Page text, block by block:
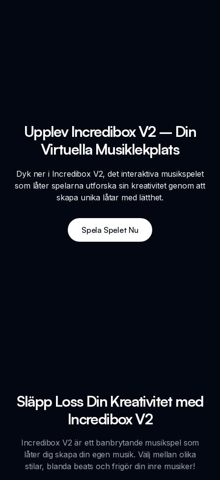
Upplev Incredibox V2 – Din
Virtuella Musiklekplats
Dyk ner i Incredibox V2, det interaktiva musikspelet
som låter spelarna utforska sin kreativitet genom att
skapa unika låtar med lätthet.
Spela Spelet Nu
Släpp Loss Din Kreativitet med
Incredibox V2
Incredibox V2 är ett banbrytande musikspel som
låter dig skapa din egen musik. Välj mellan olika
stilar, blanda beats och frigör din inre musiker!